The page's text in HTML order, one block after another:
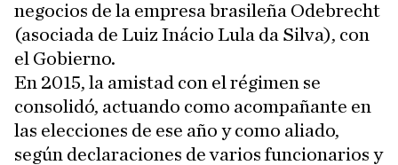
negocios de la empresa brasileña Odebrecht
(asociada de Luiz Inácio Lula da Silva), con
el Gobierno.
En 2015, la amistad con el régimen se
consolidó, actuando como acompañante en
las elecciones de ese año y como aliado,
según declaraciones de varios funcionarios y